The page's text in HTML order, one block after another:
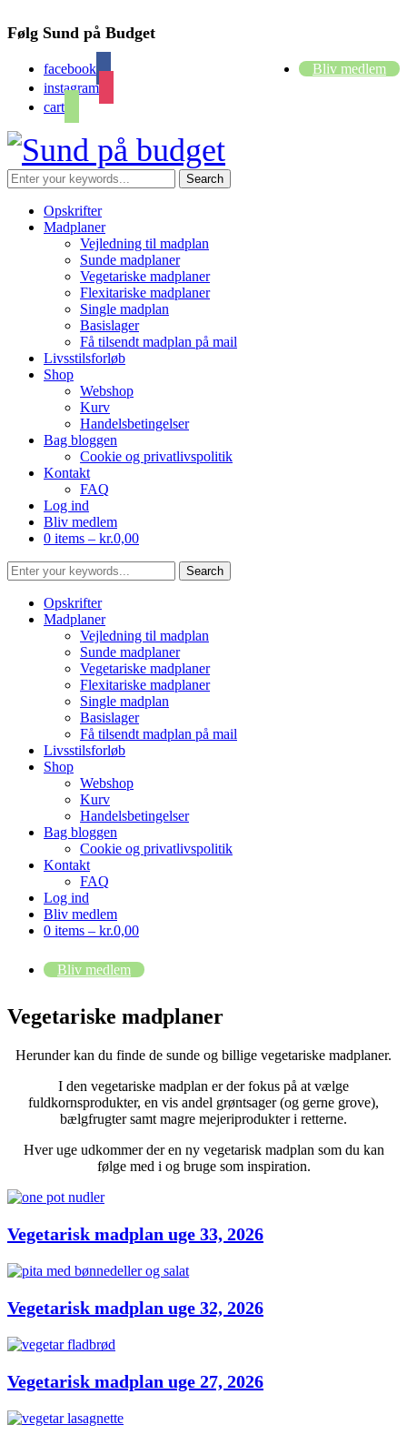
Følg Sund på Budget
facebook
instagram
cart
Bliv medlem
Opskrifter
Madplaner
Vejledning til madplan
Sunde madplaner
Vegetariske madplaner
Flexitariske madplaner
Single madplan
Basislager
Få tilsendt madplan på mail
Livsstilsforløb
Shop
Webshop
Kurv
Handelsbetingelser
Bag bloggen
Cookie og privatlivspolitik
Kontakt
FAQ
Log ind
Bliv medlem
0 items – kr.0,00
Opskrifter
Madplaner
Vejledning til madplan
Sunde madplaner
Vegetariske madplaner
Flexitariske madplaner
Single madplan
Basislager
Få tilsendt madplan på mail
Livsstilsforløb
Shop
Webshop
Kurv
Handelsbetingelser
Bag bloggen
Cookie og privatlivspolitik
Kontakt
FAQ
Log ind
Bliv medlem
0 items – kr.0,00
Bliv medlem
Vegetariske madplaner
Herunder kan du finde de sunde og billige vegetariske madplaner.
I den vegetariske madplan er der fokus på at vælge
fuldkornsprodukter, en vis andel grøntsager (og gerne grove),
bælgfrugter samt magre mejeriprodukter i retterne.
Hver uge udkommer der en ny vegetarisk madplan som du kan
følge med i og bruge som inspiration.
Vegetarisk madplan uge 33, 2026
Vegetarisk madplan uge 32, 2026
Vegetarisk madplan uge 27, 2026